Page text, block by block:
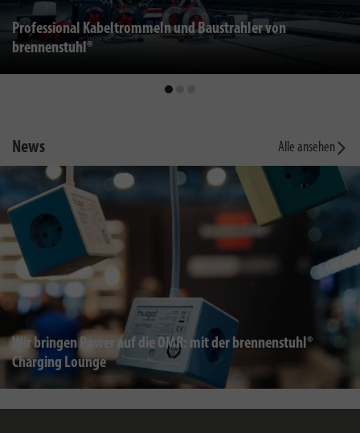
Professional Kabeltrommeln und Baustrahler von
brennenstuhl®
News Alle ansehen
Wir bringen Power auf die OMR: mit der brennenstuhl®
Charging Lounge